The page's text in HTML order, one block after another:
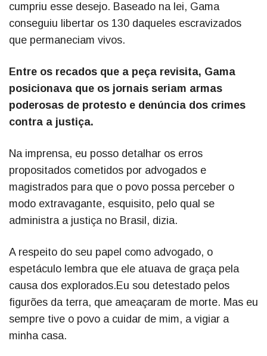
cumpriu esse desejo. Baseado na lei, Gama
conseguiu libertar os 130 daqueles escravizados
que permaneciam vivos.
Entre os recados que a peça revisita, Gama
posicionava que os jornais seriam armas
poderosas de protesto e denúncia dos crimes
contra a justiça.
Na imprensa, eu posso detalhar os erros
propositados cometidos por advogados e
magistrados para que o povo possa perceber o
modo extravagante, esquisito, pelo qual se
administra a justiça no Brasil, dizia.
A respeito do seu papel como advogado, o
espetáculo lembra que ele atuava de graça pela
causa dos explorados.Eu sou detestado pelos
figurões da terra, que ameaçaram de morte. Mas eu
sempre tive o povo a cuidar de mim, a vigiar a
minha casa.